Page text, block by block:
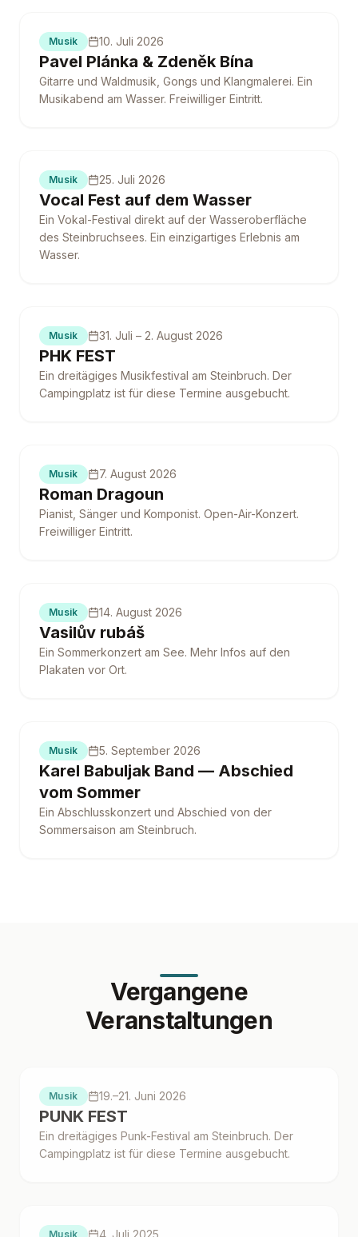
Musik 10. Juli 2026
Pavel Plánka & Zdeněk Bína
Gitarre und Waldmusik, Gongs und Klangmalerei. Ein
Musikabend am Wasser. Freiwilliger Eintritt.
Musik 25. Juli 2026
Vocal Fest auf dem Wasser
Ein Vokal-Festival direkt auf der Wasseroberfläche
des Steinbruchsees. Ein einzigartiges Erlebnis am
Wasser.
Campingplatz ausgebucht
Musik 31. Juli – 2. August 2026
PHK FEST
Ein dreitägiges Musikfestival am Steinbruch. Der
Campingplatz ist für diese Termine ausgebucht.
Musik 7. August 2026
Roman Dragoun
Pianist, Sänger und Komponist. Open-Air-Konzert.
Freiwilliger Eintritt.
Musik 14. August 2026
Vasilův rubáš
Ein Sommerkonzert am See. Mehr Infos auf den
Plakaten vor Ort.
Musik 5. September 2026
Karel Babuljak Band — Abschied
vom Sommer
Ein Abschlusskonzert und Abschied von der
Sommersaison am Steinbruch.
Vergangene
Veranstaltungen
Musik 19.–21. Juni 2026
PUNK FEST
Ein dreitägiges Punk-Festival am Steinbruch. Der
Campingplatz ist für diese Termine ausgebucht.
Musik 4. Juli 2025